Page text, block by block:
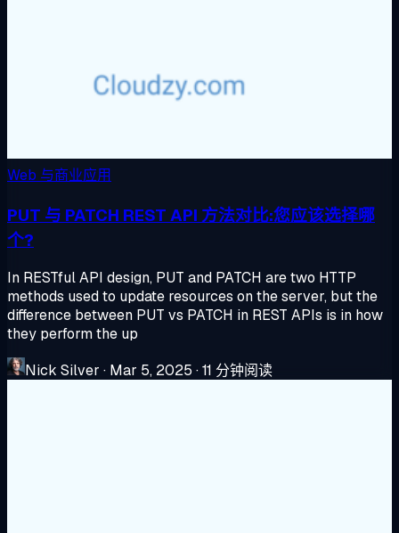
Web 与商业应用
PUT 与 PATCH REST API 方法对比:您应该选择哪
个?
In RESTful API design, PUT and PATCH are two HTTP
methods used to update resources on the server, but the
difference between PUT vs PATCH in REST APIs is in how
they perform the up
Nick Silver · Mar 5, 2025 ·11 分钟阅读